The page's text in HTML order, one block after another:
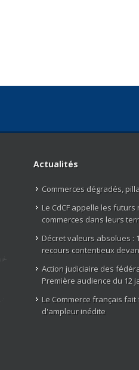
Actualités
Commerces dégradés,
Le CdCF appelle les
commerces dans leurs
Décret valeurs absolues :
recours contentieux
Action judiciaire des
Première audience du 12
Le Commerce français
d'ampleur inédite